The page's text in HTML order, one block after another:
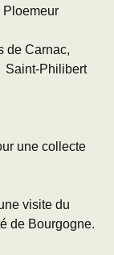
Ploemeur
de Carnac,
Saint-Philibert
une collecte
visite du
de Bourgogne.